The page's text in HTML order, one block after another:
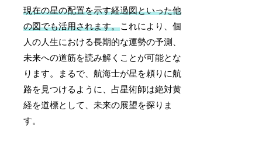
現在の星の配置を示す経過図といった他
の図でも活用されます。これにより、個
人の人生における長期的な運勢の予測、
未来への道筋を読み解くことが可能とな
ります。まるで、航海士が星を頼りに航
路を見つけるように、占星術師は絶対黄
経を道標として、未来の展望を探りま
す。